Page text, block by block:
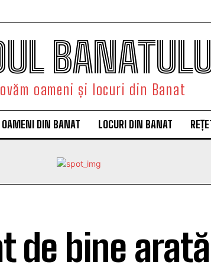
oameni și locuri din Banat
OAMENI DIN BANAT LOCURI DIN BANAT
de bine